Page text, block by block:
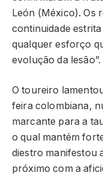
León (México). Os
continuidade
qualquer esforço
evolução da lesão”.
O toureiro
feira colombiana,
marcante para a
o qual mantém
diestro manifestou
próximo com a